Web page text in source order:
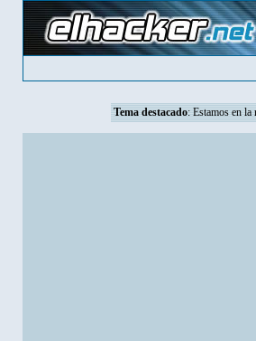
Tema destacado: Estamos en la